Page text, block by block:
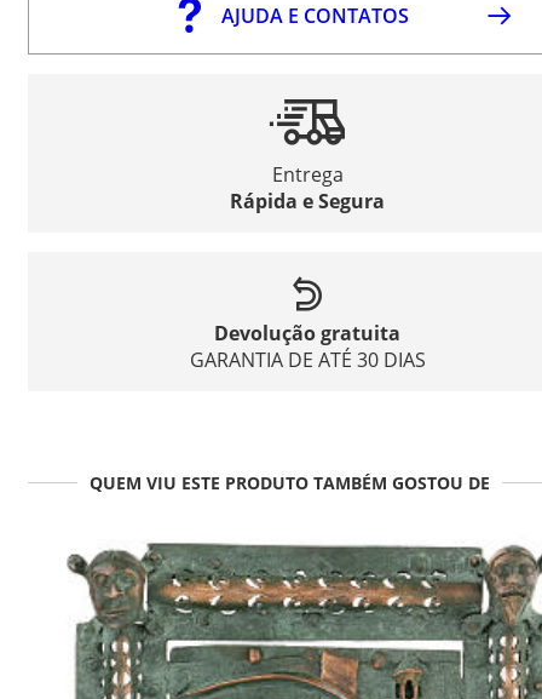
AJUDA E CONTATOS
Entrega
Rápida e Segura
Devolução gratuita
GARANTIA DE ATÉ 30 DIAS
QUEM VIU ESTE PRODUTO TAMBÉM GOSTOU DE